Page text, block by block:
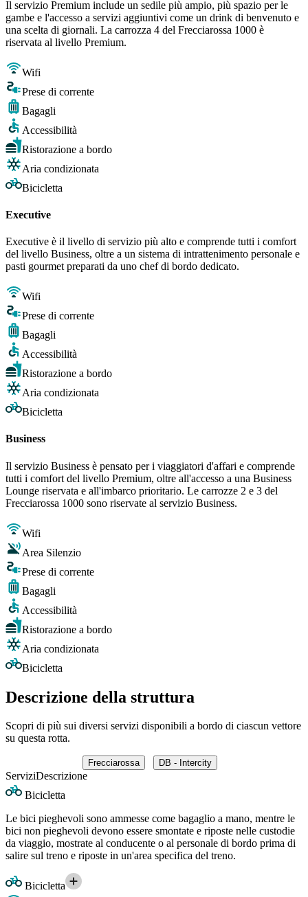
Il servizio Premium include un sedile più ampio, più spazio per le
gambe e l'accesso a servizi aggiuntivi come un drink di benvenuto e
una scelta di giornali. La carrozza 4 del Frecciarossa 1000 è
riservata al livello Premium.
Wifi
Prese di corrente
Bagagli
Accessibilità
Ristorazione a bordo
Aria condizionata
Bicicletta
Executive
Executive è il livello di servizio più alto e comprende tutti i comfort
del livello Business, oltre a un sistema di intrattenimento personale e
pasti gourmet preparati da uno chef di bordo dedicato.
Wifi
Prese di corrente
Bagagli
Accessibilità
Ristorazione a bordo
Aria condizionata
Bicicletta
Business
Il servizio Business è pensato per i viaggiatori d'affari e comprende
tutti i comfort del livello Premium, oltre all'accesso a una Business
Lounge riservata e all'imbarco prioritario. Le carrozze 2 e 3 del
Frecciarossa 1000 sono riservate al servizio Business.
Wifi
Area Silenzio
Prese di corrente
Bagagli
Accessibilità
Ristorazione a bordo
Aria condizionata
Bicicletta
Descrizione della struttura
Scopri di più sui diversi servizi disponibili a bordo di ciascun vettore
su questa rotta.
Frecciarossa DB - Intercity
ServiziDescrizione
Bicicletta
Le bici pieghevoli sono ammesse come bagaglio a mano, mentre le
bici non pieghevoli devono essere smontate e riposte nelle custodie
da viaggio, mostrate al conducente o al personale di bordo prima di
salire sul treno e riposte in un'area specifica del treno.
Bicicletta